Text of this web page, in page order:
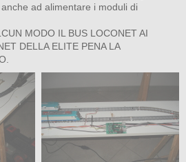
ad alimentare i moduli di
MODO IL BUS LOCONET AI
DELLA ELITE PENA LA